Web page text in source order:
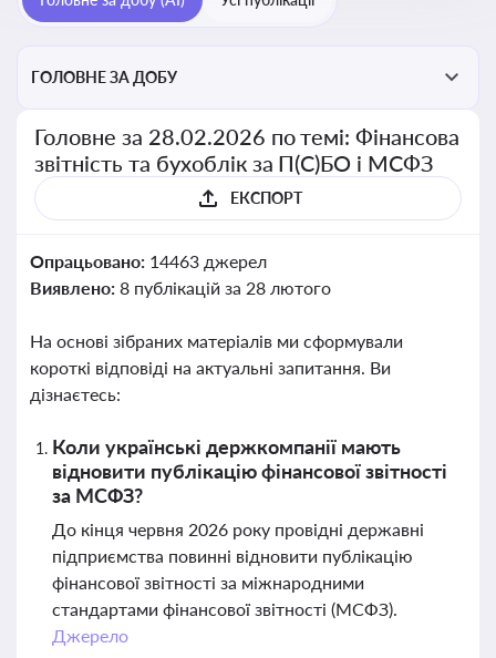
ГОЛОВНЕ ЗА ДОБУ
Головне за 28.02.2026 по темі: Фінансова
звітність та бухоблік за П(С)БО і МСФЗ
ЕКСПОРТ
Опрацьовано: 14463 джерел
Виявлено: 8 публікацій за 28 лютого
На основі зібраних матеріалів ми сформували
короткі відповіді на актуальні запитання. Ви
дізнаєтесь:
Коли українські держкомпанії мають
відновити публікацію фінансової звітності
за МСФЗ?
До кінця червня 2026 року провідні державні
підприємства повинні відновити публікацію
фінансової звітності за міжнародними
стандартами фінансової звітності (МСФЗ).
Джерело